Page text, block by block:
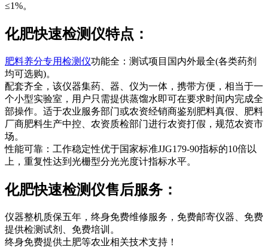
≤1%。
化肥快速检测仪特点：
肥料养分专用检测仪功能全：测试项目国内外最全(各类药剂
均可选购)。
配套齐全，该仪器集药、器、仪为一体，携带方便，相当于一
个小型实验室，用户只需提供蒸馏水即可在要求时间内完成全
部操作。适于农业服务部门或农资经销商鉴别肥料真假、肥料
厂商肥料生产中控、农资质检部门进行农资打假，规范农资市
场。
性能可靠：工作稳定性优于国家标准JJG179-90指标的10倍以
上，重复性达到光栅型分光光度计指标水平。
化肥快速检测仪售后服务：
仪器整机质保五年，终身免费维修服务，免费邮寄仪器、免费
提供检测试剂、免费培训。
终身免费提供土肥等农业相关技术支持！